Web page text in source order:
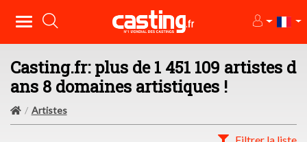
Casting.fr: plus de 1 451 109 artistes d
ans 8 domaines artistiques !
Artistes